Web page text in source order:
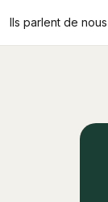
Ils parlent de nous